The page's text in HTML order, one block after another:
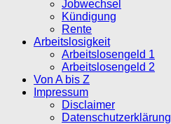
Jobwechsel
Kündigung
Rente
Arbeitslosigkeit
Arbeitslosengeld 1
Arbeitslosengeld 2
Von A bis Z
Impressum
Disclaimer
Datenschutzerklärung